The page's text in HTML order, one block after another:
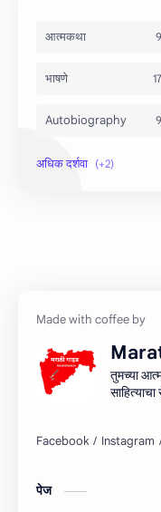
आत्मकथा
भाषणे
Autobiography
Information
तुमच्या
पेज